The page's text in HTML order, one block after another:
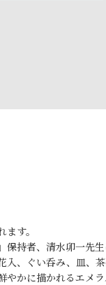
す。
持者、清水卯一先生
、ぐい呑み、皿、茶
やかに描かれるエメ